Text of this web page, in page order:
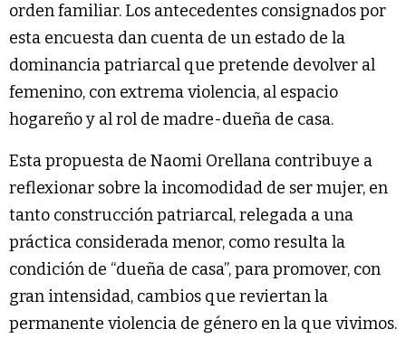
orden familiar. Los antecedentes consignados por
esta encuesta dan cuenta de un estado de la
dominancia patriarcal que pretende devolver al
femenino, con extrema violencia, al espacio
hogareño y al rol de madre-dueña de casa.
Esta propuesta de Naomi Orellana contribuye a
reflexionar sobre la incomodidad de ser mujer, en
tanto construcción patriarcal, relegada a una
práctica considerada menor, como resulta la
condición de “dueña de casa”, para promover, con
gran intensidad, cambios que reviertan la
permanente violencia de género en la que vivimos.